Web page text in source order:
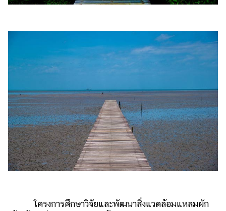
โครงการศึกษาวิจัยและพัฒนาสิ่งแวดล้อมแหลมผัก